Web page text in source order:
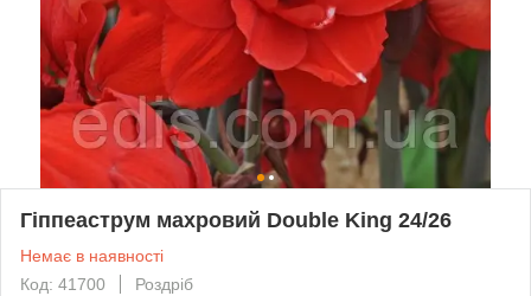
Гіппеаструм махровий Double King 24/26
Немає в наявності
Код: 41700
Роздріб